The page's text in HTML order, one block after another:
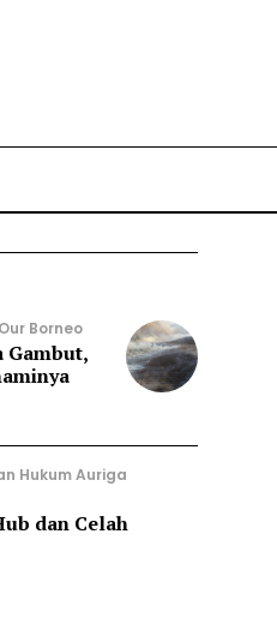
Borneo
Gambut,
Hukum Auriga
dan Celah